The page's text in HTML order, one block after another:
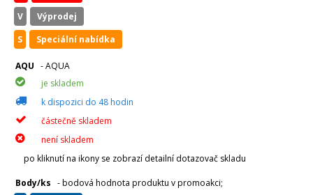
V
Výprodej
S
Speciální nabídka
AQU - AQUA
je skladem
k dispozici do 48 hodin
částečně skladem
není skladem
po kliknutí na ikony se zobrazí detailní dotazovač skladu
Body/ks - bodová hodnota produktu v promoakci;